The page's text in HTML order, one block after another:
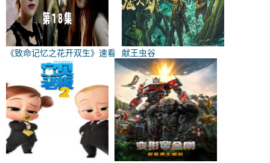
《致命记忆之花开双生》速看 献王虫谷